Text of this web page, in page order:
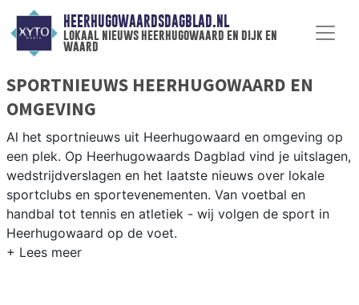
HEERHUGOWAARDSDAGBLAD.NL
lokaal nieuws heerhugowaard en dijk en
waard
SPORTNIEUWS HEERHUGOWAARD EN
OMGEVING
Al het sportnieuws uit Heerhugowaard en omgeving op
een plek. Op Heerhugowaards Dagblad vind je uitslagen,
wedstrijdverslagen en het laatste nieuws over lokale
sportclubs en sportevenementen. Van voetbal en
handbal tot tennis en atletiek - wij volgen de sport in
Heerhugowaard op de voet.